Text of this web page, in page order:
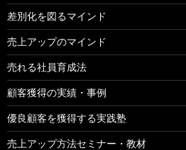
差別化を図るマインド
売上アップのマインド
売れる社員育成法
顧客獲得の実績・事例
優良顧客を獲得する実践塾
売上アップ方法セミナー・教材